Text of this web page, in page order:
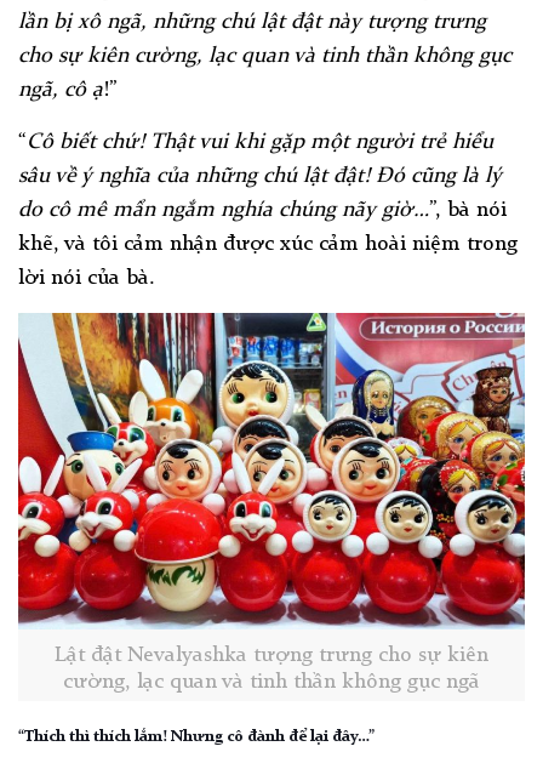
lần bị xô ngã, những chú lật đật này tượng trưng
cho sự kiên cường, lạc quan và tinh thần không gục
ngã, cô ạ!”
“Cô biết chứ! Thật vui khi gặp một người trẻ hiểu
sâu về ý nghĩa của những chú lật đật! Đó cũng là lý
do cô mê mẩn ngắm nghía chúng nãy giờ…”, bà nói
khẽ, và tôi cảm nhận được xúc cảm hoài niệm trong
lời nói của bà.
Lật đật Nevalyashka tượng trưng cho sự kiên
cường, lạc quan và tinh thần không gục ngã
“Thích thì thích lắm! Nhưng cô đành để lại đây…”